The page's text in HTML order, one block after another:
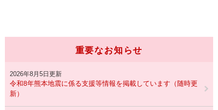
重要なお知らせ
2026年8月5日更新
令和8年熊本地震に係る支援等情報を掲載しています（随時更
新）